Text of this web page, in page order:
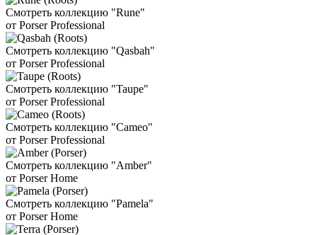
Смотреть коллекцию "Rune"
от Porser Professional
Смотреть коллекцию "Qasbah"
от Porser Professional
Смотреть коллекцию "Taupe"
от Porser Professional
Смотреть коллекцию "Cameo"
от Porser Professional
Смотреть коллекцию "Amber"
от Porser Home
Смотреть коллекцию "Pamela"
от Porser Home